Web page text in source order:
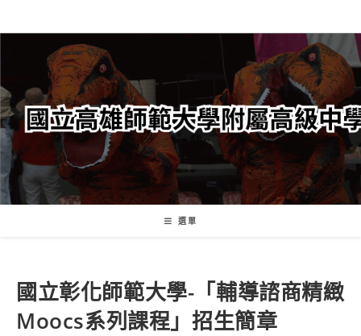
轉
要
內
容
選單
國立彰化師範大學-「輔導諮商精緻
Moocs系列課程」招生簡章